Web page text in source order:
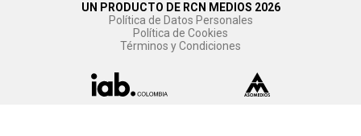
UN PRODUCTO DE RCN MEDIOS 2026
Política de Datos Personales
Política de Cookies
Términos y Condiciones